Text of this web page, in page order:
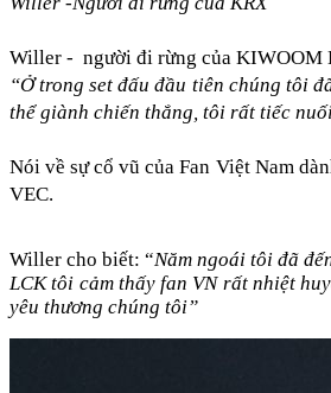
Willer -  người đi rừng của KIWOOM
“Ở trong set đấu đầu tiên chúng tôi
thể giành chiến thắng, tôi rất tiếc
Nói về sự cổ vũ của Fan Việt Nam
VEC.
Willer cho biết: “Năm ngoái tôi đã
LCK tôi cảm thấy fan VN rất nhiệt
yêu thương chúng tôi”